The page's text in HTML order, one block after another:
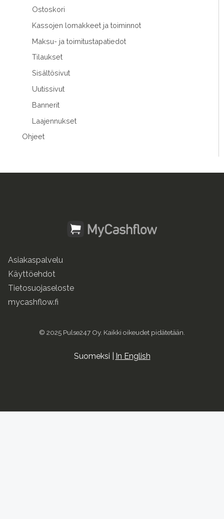
Ostoskori
Kassojen lomakkeet ja toiminnot
Maksu- ja toimitustapatiedot
Tilaukset
Sisältösivut
Uutissivut
Bannerit
Laajennukset
Ohjeet
Asiakaspalvelu
Käyttöehdot
Tietosuojaseloste
mycashflow.fi
© 2025 Pulse247 Oy. Kaikki oikeudet pidätetään.
Suomeksi | In English